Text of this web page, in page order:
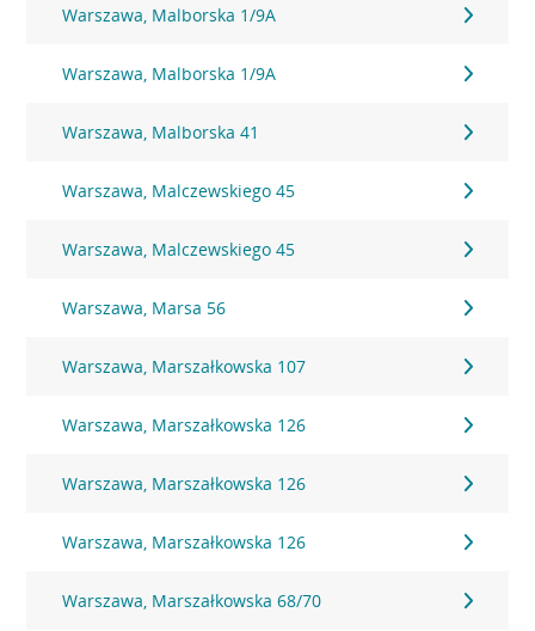
Warszawa, Malborska 1/9A
Warszawa, Malborska 1/9A
Warszawa, Malborska 41
Warszawa, Malczewskiego 45
Warszawa, Malczewskiego 45
Warszawa, Marsa 56
Warszawa, Marszałkowska 107
Warszawa, Marszałkowska 126
Warszawa, Marszałkowska 126
Warszawa, Marszałkowska 126
Warszawa, Marszałkowska 68/70